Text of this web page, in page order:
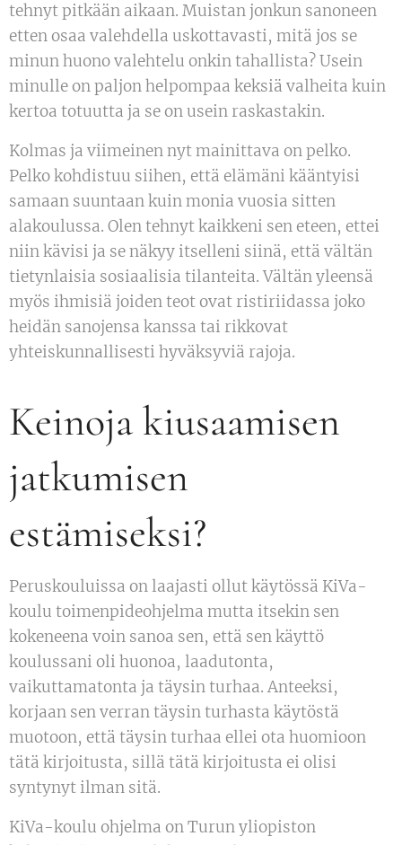
tehnyt pitkään aikaan. Muistan jonkun sanoneen
etten osaa valehdella uskottavasti, mitä jos se
minun huono valehtelu onkin tahallista? Usein
minulle on paljon helpompaa keksiä valheita kuin
kertoa totuutta ja se on usein raskastakin.
Kolmas ja viimeinen nyt mainittava on pelko.
Pelko kohdistuu siihen, että elämäni kääntyisi
samaan suuntaan kuin monia vuosia sitten
alakoulussa. Olen tehnyt kaikkeni sen eteen, ettei
niin kävisi ja se näkyy itselleni siinä, että vältän
tietynlaisia sosiaalisia tilanteita. Vältän yleensä
myös ihmisiä joiden teot ovat ristiriidassa joko
heidän sanojensa kanssa tai rikkovat
yhteiskunnallisesti hyväksyviä rajoja.
Keinoja kiusaamisen
jatkumisen
estämiseksi?
Peruskouluissa on laajasti ollut käytössä KiVa-
koulu toimenpideohjelma mutta itsekin sen
kokeneena voin sanoa sen, että sen käyttö
koulussani oli huonoa, laadutonta,
vaikuttamatonta ja täysin turhaa. Anteeksi,
korjaan sen verran täysin turhasta käytöstä
muotoon, että täysin turhaa ellei ota huomioon
tätä kirjoitusta, sillä tätä kirjoitusta ei olisi
syntynyt ilman sitä.
KiVa-koulu ohjelma on Turun yliopiston